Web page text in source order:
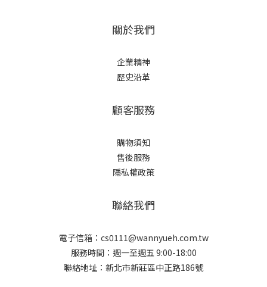
關於我們
企業精神
歷史沿革
顧客服務
購物須知
售後服務
隱私權政策
聯絡我們
電子信箱：cs0111@wannyueh.com.tw
服務時間：週一至週五 9:00-18:00
聯絡地址：新北市新莊區中正路186號